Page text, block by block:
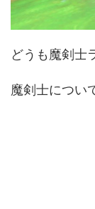
どうも魔剣士
魔剣士につい